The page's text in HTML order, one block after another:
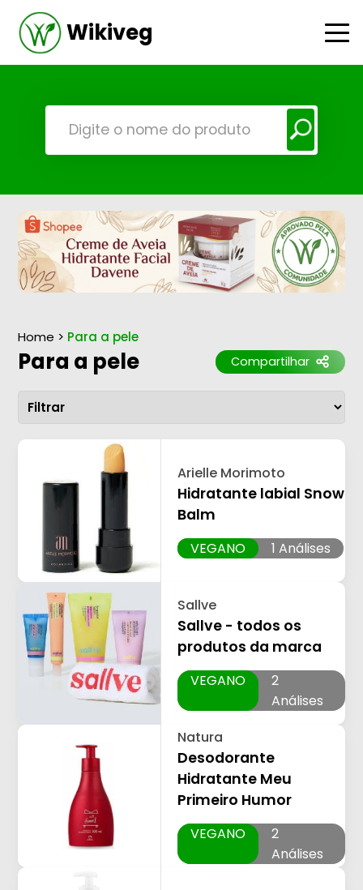
Wikiveg
Home > Para a pele
Para a pele Compartilhar
Arielle Morimoto
Hidratante labial Snow
Balm
VEGANO 1 Análises
Sallve
Sallve - todos os
produtos da marca
VEGANO
2
Análises
Natura
Desodorante
Hidratante Meu
Primeiro Humor
VEGANO
2
Análises